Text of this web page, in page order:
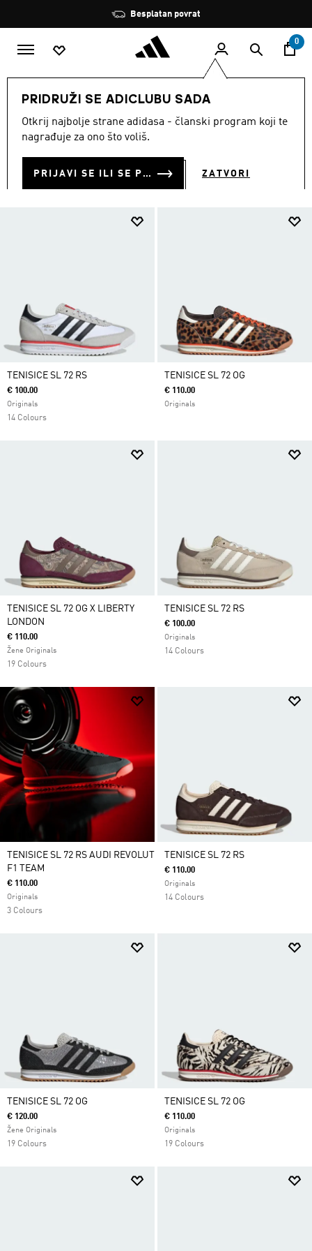
Zaustavi
rotaciju
Besplatan povrat
0
PRIDRUŽI SE ADICLUBU SADA
Otkrij najbolje strane adidasa - članski program koji te
nagrađuje za ono što voliš.
PRIJAVI SE ILI SE PRIDRUŽI SADA ZATVORI
Franšize SL
SL (59)
TENISICE SL 72 RS
€ 100.00
Originals
14 Colours
TENISICE SL 72 OG
€ 110.00
Originals
TENISICE SL 72 OG X LIBERTY
LONDON
€ 110.00
Žene Originals
19 Colours
TENISICE SL 72 RS
€ 100.00
Originals
14 Colours
TENISICE SL 72 RS AUDI REVOLUT
F1 TEAM
€ 110.00
Originals
3 Colours
TENISICE SL 72 RS
€ 110.00
Originals
14 Colours
TENISICE SL 72 OG
€ 120.00
Žene Originals
19 Colours
TENISICE SL 72 OG
€ 110.00
Originals
19 Colours